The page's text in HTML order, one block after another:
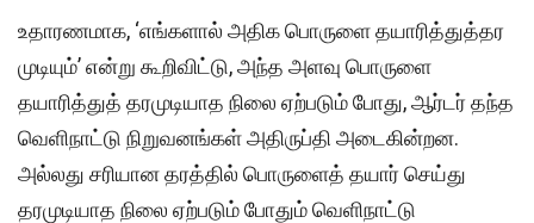
உதாரணமாக, ‘எங்களால் அதிக பொருளை தயாரித்துத்தர
முடியும்’ என்று கூறிவிட்டு, அந்த அளவு பொருளை
தயாரித்துத் தரமுடியாத நிலை ஏற்படும் போது, ஆர்டர் தந்த
வெளிநாட்டு நிறுவனங்கள் அதிருப்தி அடைகின்றன.
அல்லது சரியான தரத்தில் பொருளைத் தயார் செய்து
தரமுடியாத நிலை ஏற்படும் போதும் வெளிநாட்டு